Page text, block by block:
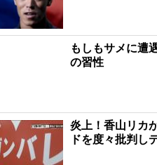
もしもサメに遭
の習性
炎上！香山リカ
ドを度々批判し